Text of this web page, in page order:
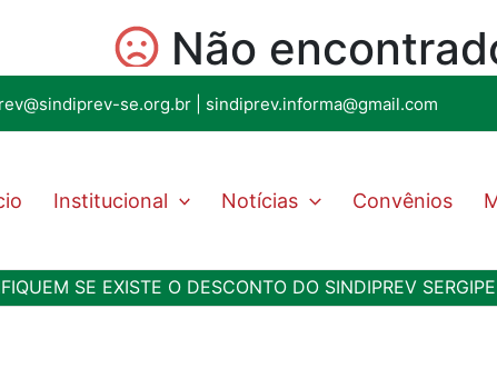
se.org.br sindiprev.informa@gmail.com
Institucional Notícias Convênios
SE EXISTE O DESCONTO DO SINDIPREV